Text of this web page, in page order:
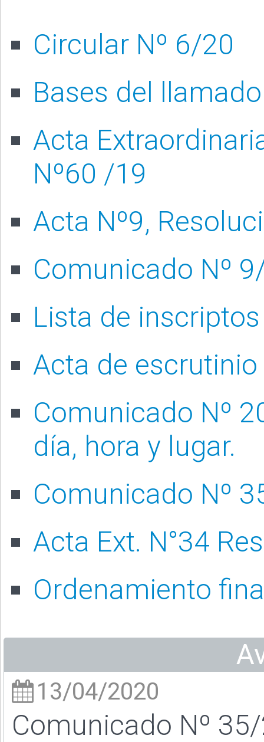
Circular Nº 6/20
Bases del llamado
Acta
Nº60 /19
Acta Nº9,
Comunicado Nº
Lista de inscriptos
Acta de escrutinio
Comunicado Nº
día, hora y lugar.
Comunicado Nº
Acta Ext. N°34
Ordenamiento
13/04/2020
Comunicado Nº